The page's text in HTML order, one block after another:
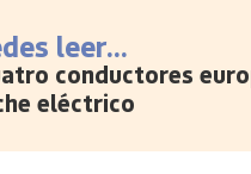
leer...
conductores
eléctrico